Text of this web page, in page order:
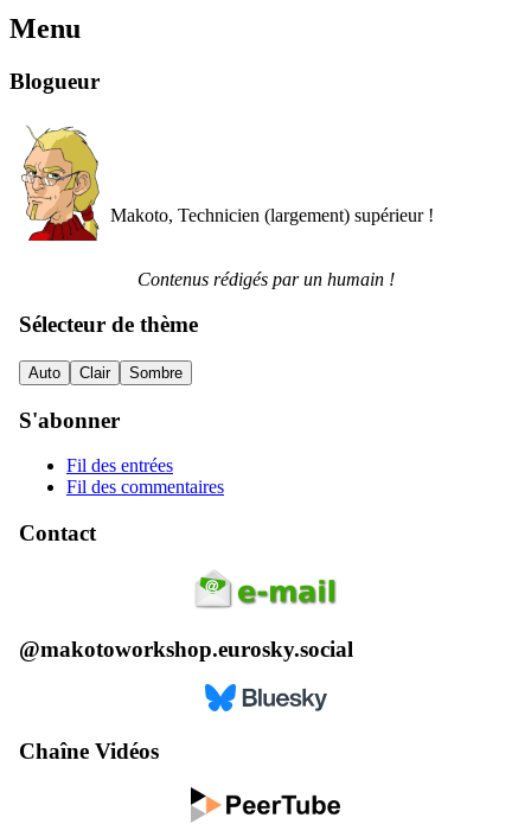
Menu
Blogueur
Makoto, Technicien (largement) supérieur !
Contenus rédigés par un humain !
Sélecteur de thème
Auto Clair Sombre
S'abonner
Fil des entrées
Fil des commentaires
Contact
@makotoworkshop.eurosky.social
Chaîne Vidéos